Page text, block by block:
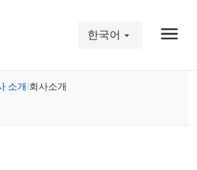
한국어
소개/회사소개